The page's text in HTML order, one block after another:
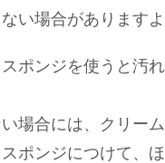
い場合がありますよ
ポンジを使うと汚
場合には、クリー
ポンジにつけて、